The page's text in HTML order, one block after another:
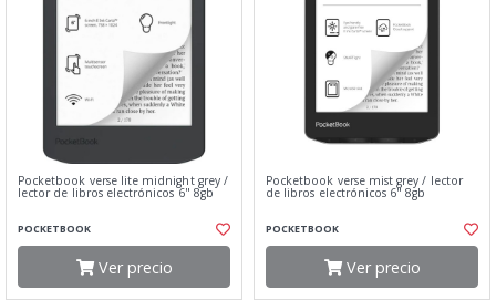
Pocketbook verse lite midnight grey /
lector de libros electrónicos 6" 8gb
POCKETBOOK
Ver precio
Pocketbook verse mist grey / lector
de libros electrónicos 6" 8gb
POCKETBOOK
Ver precio